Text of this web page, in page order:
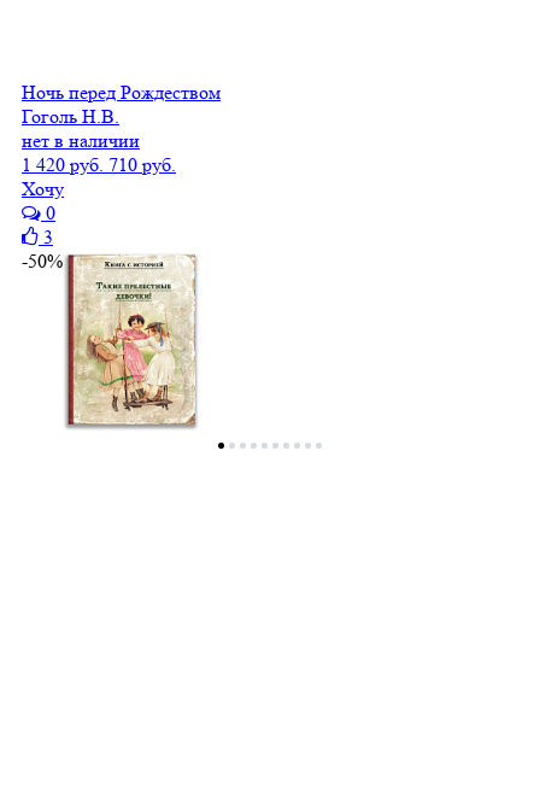
Ночь перед Рождеством
Гоголь Н.В.
нет в наличии
1 420 руб. 710 руб.
Хочу
0
3
-50%